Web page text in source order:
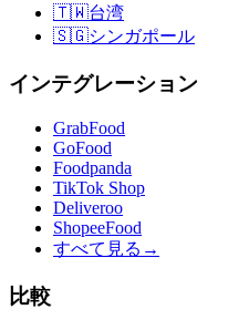
🇹🇼台湾
🇸🇬シンガポール
インテグレーション
GrabFood
GoFood
Foodpanda
TikTok Shop
Deliveroo
ShopeeFood
すべて見る →
比較